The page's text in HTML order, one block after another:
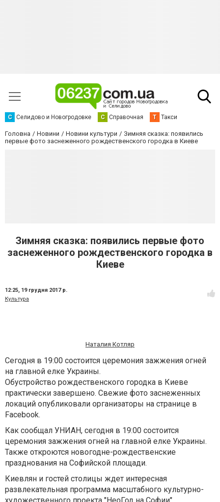
С Селидово и Новогродовке С Справочная Т Такси
Головна Новини Новини культури
Зимняя сказка: появились
первые фото заснеженного рождественского городка в Киеве
Зимняя сказка: появились первые фото
заснеженного рождественского городка в
Киеве
12:25, 19 грудня 2017 р.
Культура
Наталия Котляр
Сегодня в 19:00 состоится церемония зажжения огней
на главной елке Украины.
Обустройство рождественского городка в Киеве
практически завершено. Свежие фото заснеженных
локаций опубликовали организаторы на странице в
Facebook.
Как сообщал УНИАН, сегодня в 19:00 состоится
церемония зажжения огней на главной елке Украины.
Также откроются новогодне-рождественские
празднования на Софийской площади.
Киевлян и гостей столицы ждет интересная
развлекательная программа масштабного культурно-